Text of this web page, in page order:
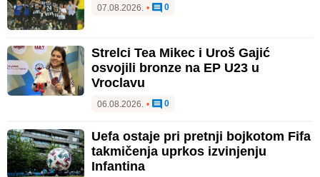
07.08.2026. • 0
Strelci Tea Mikec i Uroš Gajić
osvojili bronze na EP U23 u
Vroclavu
06.08.2026. • 0
Uefa ostaje pri pretnji bojkotom Fifa
takmičenja uprkos izvinjenju
Infantina